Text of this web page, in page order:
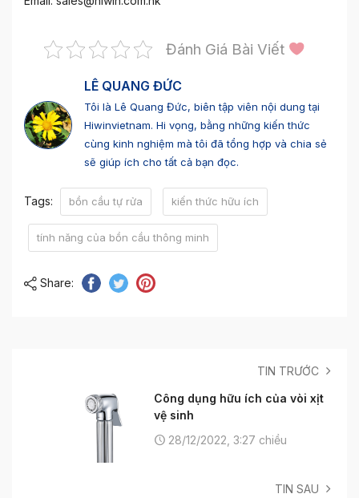
Đánh Giá Bài Viết
LÊ QUANG ĐỨC
Tôi là Lê Quang Đức, biên tập viên nội dung tại
Hiwinvietnam. Hi vọng, bằng những kiến thức
cùng kinh nghiệm mà tôi đã tổng hợp và chia sẻ
sẽ giúp ích cho tất cả bạn đọc.
Tags: bồn cầu tự rửa kiến thức hữu ích
tính năng của bồn cầu thông minh
Share:
TIN TRƯỚC
Công dụng hữu ích của vòi xịt
vệ sinh
28/12/2022, 3:27 chiều
TIN SAU